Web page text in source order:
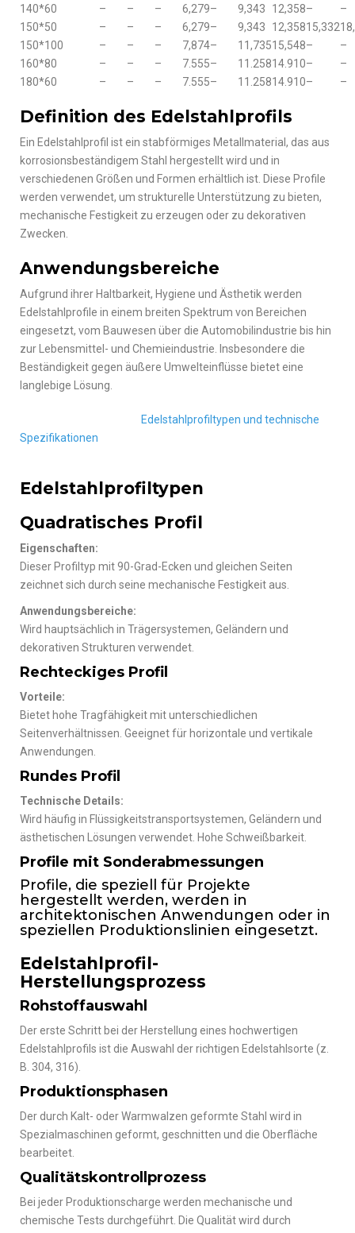
140*60
– – – 6,279– 9,343 12,358–
–
150*50
– – – 6,279– 9,343 12,35815,332
150*100
– – – 7,874– 11,73515,548–
–
160*80
– – – 7.555– 11.25814.910–
–
180*60
– – – 7.555– 11.25814.910– –
Definition des Edelstahlprofils
Ein Edelstahlprofil ist ein stabförmiges Metallmaterial, das aus
korrosionsbeständigem Stahl hergestellt wird und in
verschiedenen Größen und Formen erhältlich ist. Diese Profile
werden verwendet, um strukturelle Unterstützung zu bieten,
mechanische Festigkeit zu erzeugen oder zu dekorativen
Zwecken.
Anwendungsbereiche
Aufgrund ihrer Haltbarkeit, Hygiene und Ästhetik werden
Edelstahlprofile in einem breiten Spektrum von Bereichen
eingesetzt, vom Bauwesen über die Automobilindustrie bis hin
zur Lebensmittel- und Chemieindustrie. Insbesondere die
Beständigkeit gegen äußere Umwelteinflüsse bietet eine
langlebige Lösung.
Edelstahlprofiltypen und technische
Spezifikationen
Edelstahlprofiltypen
Quadratisches Profil
Eigenschaften:
Dieser Profiltyp mit 90-Grad-Ecken und gleichen Seiten
zeichnet sich durch seine mechanische Festigkeit aus.
Anwendungsbereiche:
Wird hauptsächlich in Trägersystemen, Geländern und
dekorativen Strukturen verwendet.
Rechteckiges Profil
Vorteile:
Bietet hohe Tragfähigkeit mit unterschiedlichen
Seitenverhältnissen. Geeignet für horizontale und vertikale
Anwendungen.
Rundes Profil
Technische Details:
Wird häufig in Flüssigkeitstransportsystemen, Geländern und
ästhetischen Lösungen verwendet. Hohe Schweißbarkeit.
Profile mit Sonderabmessungen
Profile, die speziell für Projekte
hergestellt werden, werden in
architektonischen Anwendungen oder in
speziellen Produktionslinien eingesetzt.
Edelstahlprofil-
Herstellungsprozess
Rohstoffauswahl
Der erste Schritt bei der Herstellung eines hochwertigen
Edelstahlprofils ist die Auswahl der richtigen Edelstahlsorte (z.
B. 304, 316).
Produktionsphasen
Der durch Kalt- oder Warmwalzen geformte Stahl wird in
Spezialmaschinen geformt, geschnitten und die Oberfläche
bearbeitet.
Qualitätskontrollprozess
Bei jeder Produktionscharge werden mechanische und
chemische Tests durchgeführt. Die Qualität wird durch